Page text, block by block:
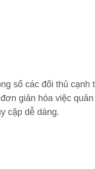
số các đối thủ
giản hóa việc
cập dễ dàng.